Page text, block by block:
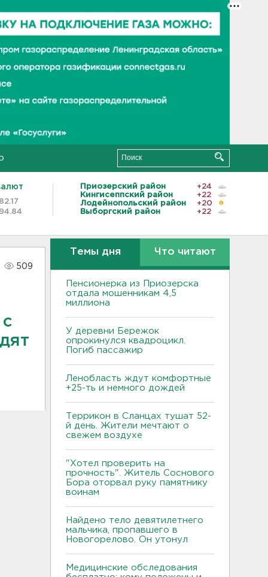
Приозерский район
+24
Кингисеппский район
+22
Лодейнопольский район
+20
Выборгский район
+22
509
Темы дня Что читают
Пенсионерка из Приозерска
отдала мошенникам 4,5
миллиона
У деревни Бережок
опрокинулся квадроцикл.
Погиб пассажир
Ленобласть ждут комфортные
+25-ть и немного дождей
Террикон в Сланцах тушат 52-
й день. Жители мечтают о
свежем воздухе
"Хотел проверить на
прочность". Житель Соснового
Бора оторвал руку памятнику
воинам
Найдено тело девятилетнего
мальчика, пропавшего в
Новогорелово. Он утонул
Медицинские обследования